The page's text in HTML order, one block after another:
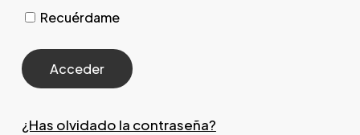
Recuérdame
¿Has olvidado la contraseña?